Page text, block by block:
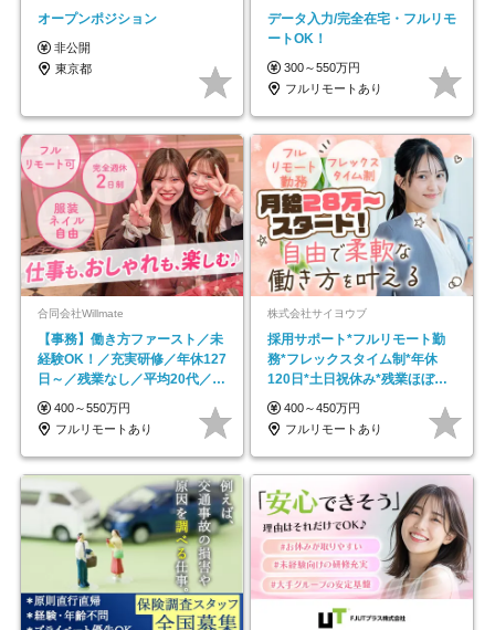
オープンポジション
非公開
東京都
データ入力/完全在宅・フルリモ
ートOK！
300～550万円
フルリモートあり
合同会社Willmate
【事務】働き方ファースト／未
経験OK！／充実研修／年休127
日～／残業なし／平均20代／リ
モートOK
400～550万円
フルリモートあり
株式会社サイヨウブ
採用サポート*フルリモート勤
務*フレックスタイム制*年休
120日*土日祝休み*残業ほぼな
し*育児中社員8割以上
400～450万円
フルリモートあり